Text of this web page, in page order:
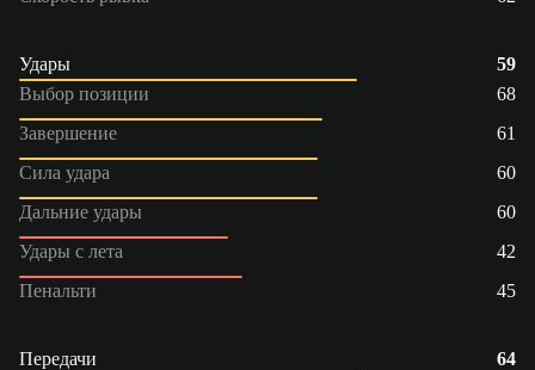
Удары
59
Выбор позиции
68
Завершение
61
Сила удара
60
Дальние удары
60
Удары с лета
42
Пенальти
45
Передачи
64